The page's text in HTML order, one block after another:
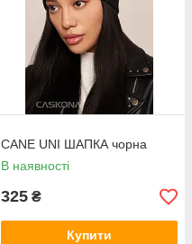
CANE UNI ШАПКА чорна
В наявності
325 ₴
Купити